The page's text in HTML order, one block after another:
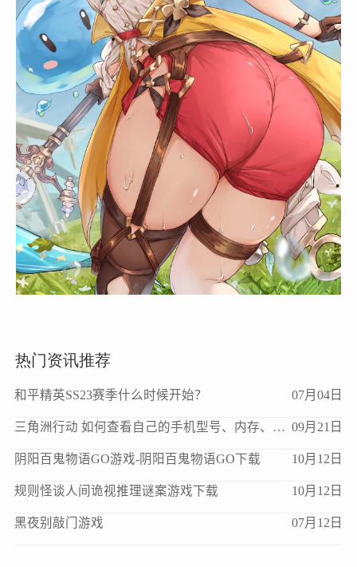
热门资讯推荐
和平精英SS23赛季什么时候开始？ 07月04日
三角洲行动 如何查看自己的手机型号、内存、处理器、版本等信息？ 09月21日
阴阳百鬼物语GO游戏-阴阳百鬼物语GO下载 10月12日
规则怪谈人间诡视推理谜案游戏下载 10月12日
黑夜别敲门游戏 07月12日